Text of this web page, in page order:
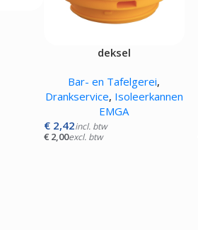
deksel
Bar- en Tafelgerei,
Drankservice, Isoleerkannen
EMGA
€2,42incl. btw
€2,00excl. btw